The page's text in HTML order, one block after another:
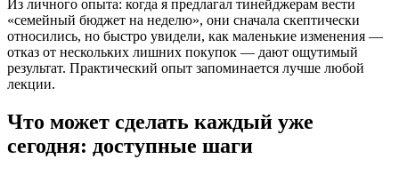
Из личного опыта: когда я предлагал тинейджерам вести
«семейный бюджет на неделю», они сначала скептически
относились, но быстро увидели, как маленькие изменения —
отказ от нескольких лишних покупок — дают ощутимый
результат. Практический опыт запоминается лучше любой
лекции.
Что может сделать каждый уже
сегодня: доступные шаги